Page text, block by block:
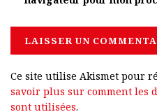
Ce site utilise Akismet pour
savoir plus sur comment les
sont utilisées.